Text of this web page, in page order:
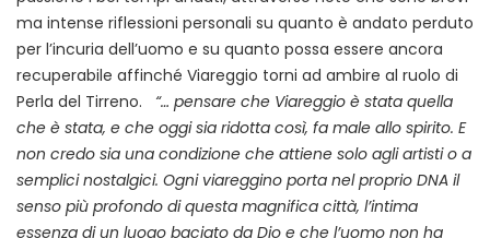
ma intense riflessioni personali su quanto è andato perduto
per l’incuria dell’uomo e su quanto possa essere ancora
recuperabile affinché Viareggio torni ad ambire al ruolo di
Perla del Tirreno.
“… pensare che Viareggio è stata quella
che è stata, e che oggi sia ridotta così, fa male allo spirito. E
non credo sia una condizione che attiene solo agli artisti o a
semplici nostalgici. Ogni viareggino porta nel proprio DNA il
senso più profondo di questa magnifica città, l’intima
essenza di un luogo baciato da Dio e che l’uomo non ha